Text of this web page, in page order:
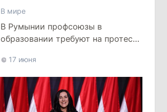
В мире
В Румынии профсоюзы в
образовании требуют на протесте
17 июня